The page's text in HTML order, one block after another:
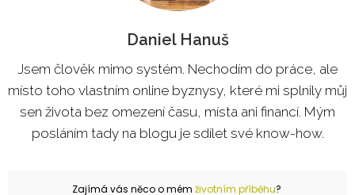
Daniel Hanuš
Jsem člověk mimo systém. Nechodím do práce, ale
místo toho vlastním online byznysy, které mi splnily můj
sen života bez omezení času, místa ani financí. Mým
posláním tady na blogu je sdílet své know-how.
Zajímá vás něco o mém životním příběhu?